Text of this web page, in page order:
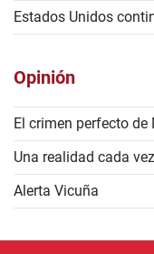
Estados Unidos
Opinión
El crimen perfecto de
Una realidad cada
Alerta Vicuña